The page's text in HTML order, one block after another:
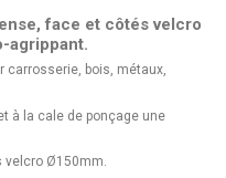
face et côtés velcro
agrippant.
carrosserie, bois, métaux,
à la cale de ponçage une
velcro Ø150mm.